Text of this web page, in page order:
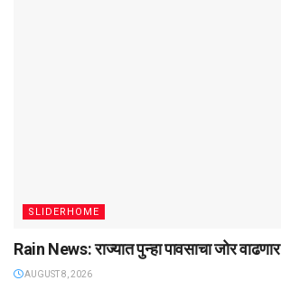
SLIDERHOME
Rain News: राज्यात पुन्हा पावसाचा जोर वाढणार
AUGUST 8, 2026